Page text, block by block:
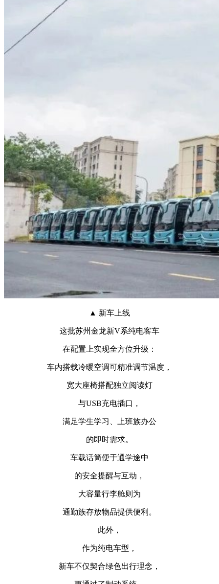
▲ 新车上线
这批苏州金龙新V系纯电客车
在配置上实现全方位升级：
车内搭载冷暖空调可精准调节温度，
宽大座椅搭配独立阅读灯
与USB充电插口，
满足学生学习、上班族办公
的即时需求。
车载话筒便于通学途中
的安全提醒与互动，
大容量行李舱则为
通勤族存放物品提供便利。
此外，
作为纯电车型，
新车不仅契合绿色出行理念，